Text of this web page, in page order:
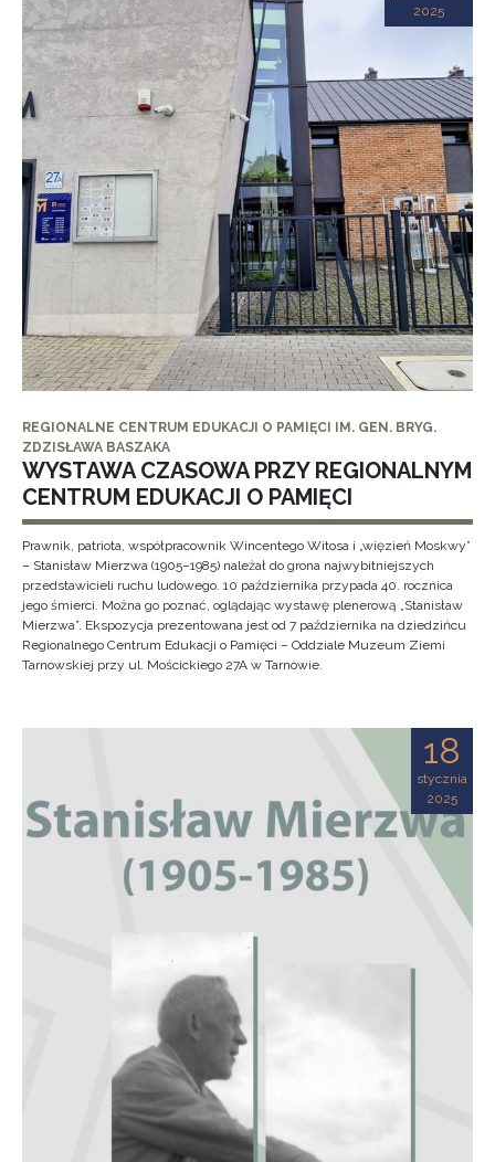
2025
REGIONALNE CENTRUM EDUKACJI O PAMIĘCI IM. GEN. BRYG.
ZDZISŁAWA BASZAKA
WYSTAWA CZASOWA PRZY REGIONALNYM
CENTRUM EDUKACJI O PAMIĘCI
Prawnik, patriota, współpracownik Wincentego Witosa i „więzień Moskwy”
– Stanisław Mierzwa (1905–1985) należał do grona najwybitniejszych
przedstawicieli ruchu ludowego. 10 października przypada 40. rocznica
jego śmierci. Można go poznać, oglądając wystawę plenerową „Stanisław
Mierzwa”. Ekspozycja prezentowana jest od 7 października na dziedzińcu
Regionalnego Centrum Edukacji o Pamięci – Oddziale Muzeum Ziemi
Tarnowskiej przy ul. Mościckiego 27A w Tarnowie.
18
stycznia
2025